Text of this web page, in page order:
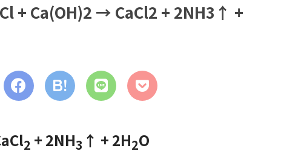
+ Ca(OH)2 → CaCl2 + 2NH3↑ +
2 + 2NH3 ↑ + 2H2O